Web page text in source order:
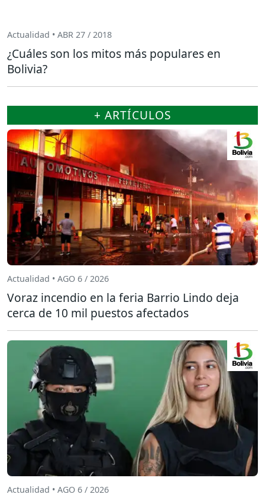
Actualidad • ABR 27 / 2018
¿Cuáles son los mitos más populares en
Bolivia?
+ ARTÍCULOS
Actualidad • AGO 6 / 2026
Voraz incendio en la feria Barrio Lindo deja
cerca de 10 mil puestos afectados
Actualidad • AGO 6 / 2026